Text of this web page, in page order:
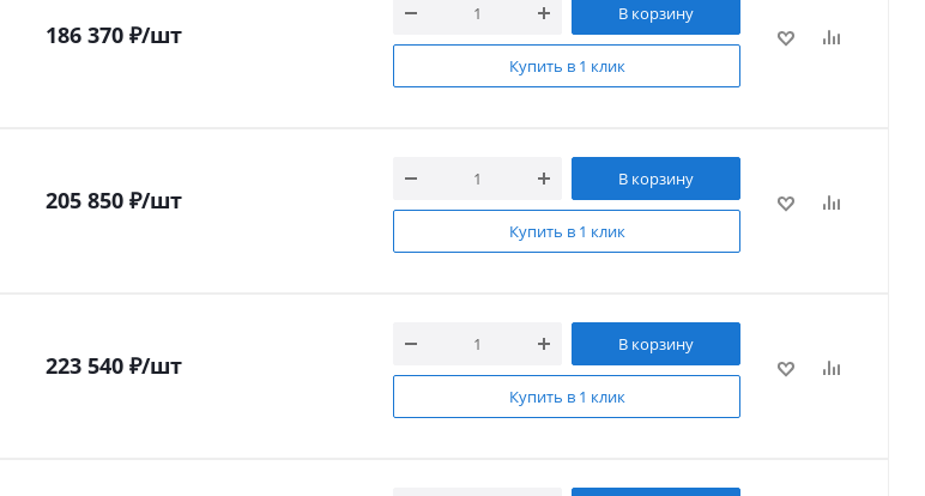
186 370 ₽/шт
В корзину
Купить в 1 клик
205 850 ₽/шт
В корзину
Купить в 1 клик
223 540 ₽/шт
В корзину
Купить в 1 клик